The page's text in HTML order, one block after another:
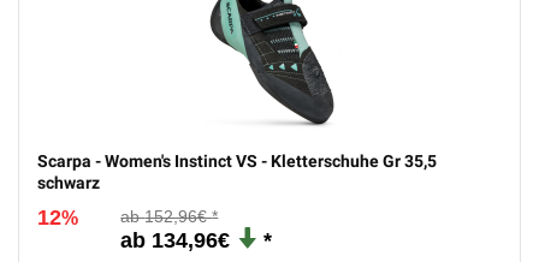
Scarpa - Women's Instinct VS - Kletterschuhe Gr 35,5
schwarz
12% 152,96€
134,96€